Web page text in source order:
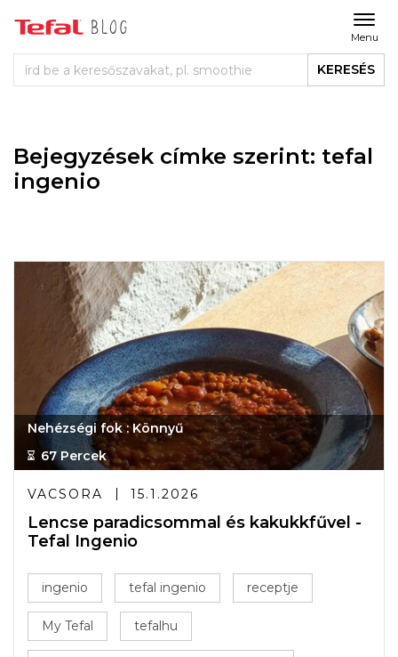
Menu
KERESÉS
Bejegyzések címke szerint: tefal
ingenio
Nehézségi fok : Könnyű
67 Percek
VACSORA 15.1.2026
Lencse paradicsommal és kakukkfűvel -
Tefal Ingenio
ingenio tefal ingenio receptje
My Tefal tefalhu